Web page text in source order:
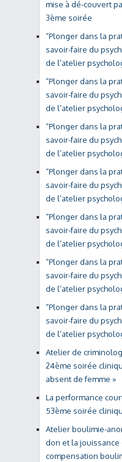
mise à dé-couvert
3ème soirée
“Plonger dans la
savoir-faire du
de l’atelier
“Plonger dans la
savoir-faire du
de l’atelier
“Plonger dans la
savoir-faire du
de l’atelier
“Plonger dans la
savoir-faire du
de l’atelier
“Plonger dans la
savoir-faire du
de l’atelier
“Plonger dans la
savoir-faire du
de l’atelier
“Plonger dans la
savoir-faire du
de l’atelier
Atelier de
24ème soirée
absent de femme »
La performance
53ème soirée
Atelier boulimie-
don et la jouissance
compensation